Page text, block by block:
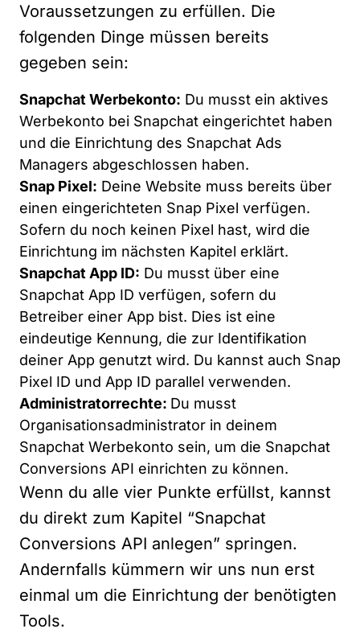
Voraussetzungen zu erfüllen. Die
folgenden Dinge müssen bereits
gegeben sein:
Snapchat Werbekonto: Du musst ein aktives
Werbekonto bei Snapchat eingerichtet haben
und die Einrichtung des Snapchat Ads
Managers abgeschlossen haben.
Snap Pixel: Deine Website muss bereits über
einen eingerichteten Snap Pixel verfügen.
Sofern du noch keinen Pixel hast, wird die
Einrichtung im nächsten Kapitel erklärt.
Snapchat App ID: Du musst über eine
Snapchat App ID verfügen, sofern du
Betreiber einer App bist. Dies ist eine
eindeutige Kennung, die zur Identifikation
deiner App genutzt wird. Du kannst auch Snap
Pixel ID und App ID parallel verwenden.
Administratorrechte: Du musst
Organisationsadministrator in deinem
Snapchat Werbekonto sein, um die Snapchat
Conversions API einrichten zu können.
Wenn du alle vier Punkte erfüllst, kannst
du direkt zum Kapitel “Snapchat
Conversions API anlegen” springen.
Andernfalls kümmern wir uns nun erst
einmal um die Einrichtung der benötigten
Tools.